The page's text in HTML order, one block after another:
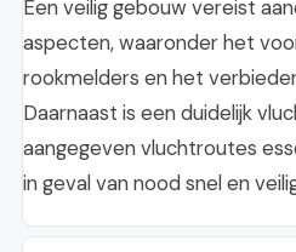
Een veilig gebouw vereist
aspecten, waaronder het
rookmelders en het
Daarnaast is een duidelijk
aangegeven vluchtroutes
in geval van nood snel en